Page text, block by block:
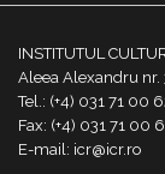
INSTITUTUL
Aleea Alexandru
Tel.: (+4) 031 71 00
Fax: (+4) 031 71 00
E-mail: icr@icr.ro